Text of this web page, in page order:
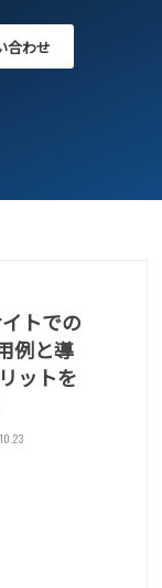
合わせ
トでの
例と導
ットを